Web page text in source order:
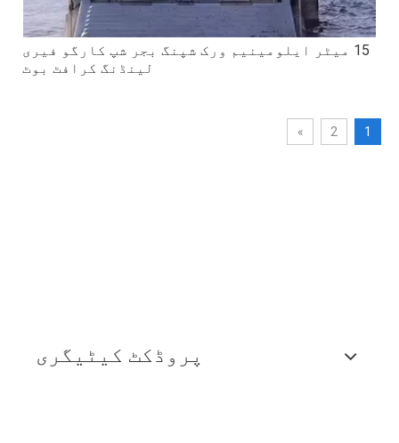
15 میٹر ایلومینیم ورک شپنگ بجر شپ کارگو فیری
لینڈنگ کرافٹ بوٹ
1
2
»
پروڈکٹ کیٹیگری